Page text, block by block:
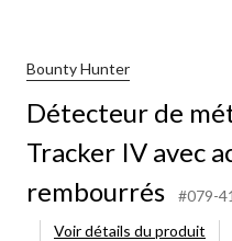
Bounty Hunter
Détecteur de
Tracker IV avec
rembourrés
#079-
Voir détails du produit